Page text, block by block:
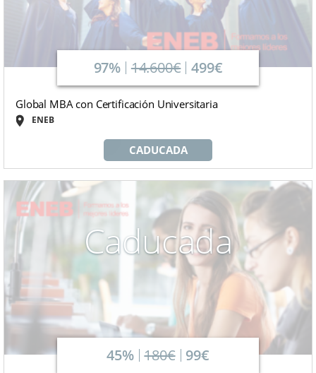
97% 14.600€ 499€
Global MBA con Certificación Universitaria
ENEB
CADUCADA
Caducada
45% 180€ 99€